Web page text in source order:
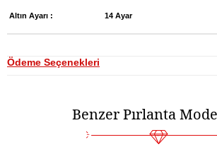
Altın Ayarı : 14 Ayar
Ödeme Seçenekleri
Benzer Pırlanta